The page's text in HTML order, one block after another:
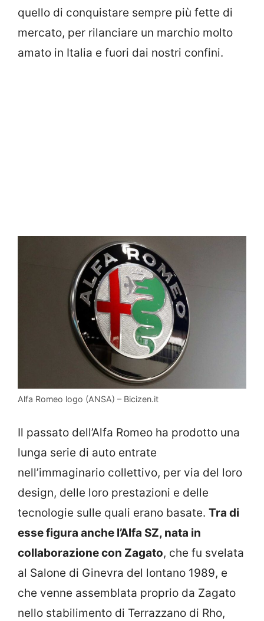
quello di conquistare sempre più fette di
mercato, per rilanciare un marchio molto
amato in Italia e fuori dai nostri confini.
Alfa Romeo logo (ANSA) – Bicizen.it
Il passato dell’Alfa Romeo ha prodotto una
lunga serie di auto entrate
nell’immaginario collettivo, per via del loro
design, delle loro prestazioni e delle
tecnologie sulle quali erano basate. Tra di
esse figura anche l’Alfa SZ, nata in
collaborazione con Zagato, che fu svelata
al Salone di Ginevra del lontano 1989, e
che venne assemblata proprio da Zagato
nello stabilimento di Terrazzano di Rho,